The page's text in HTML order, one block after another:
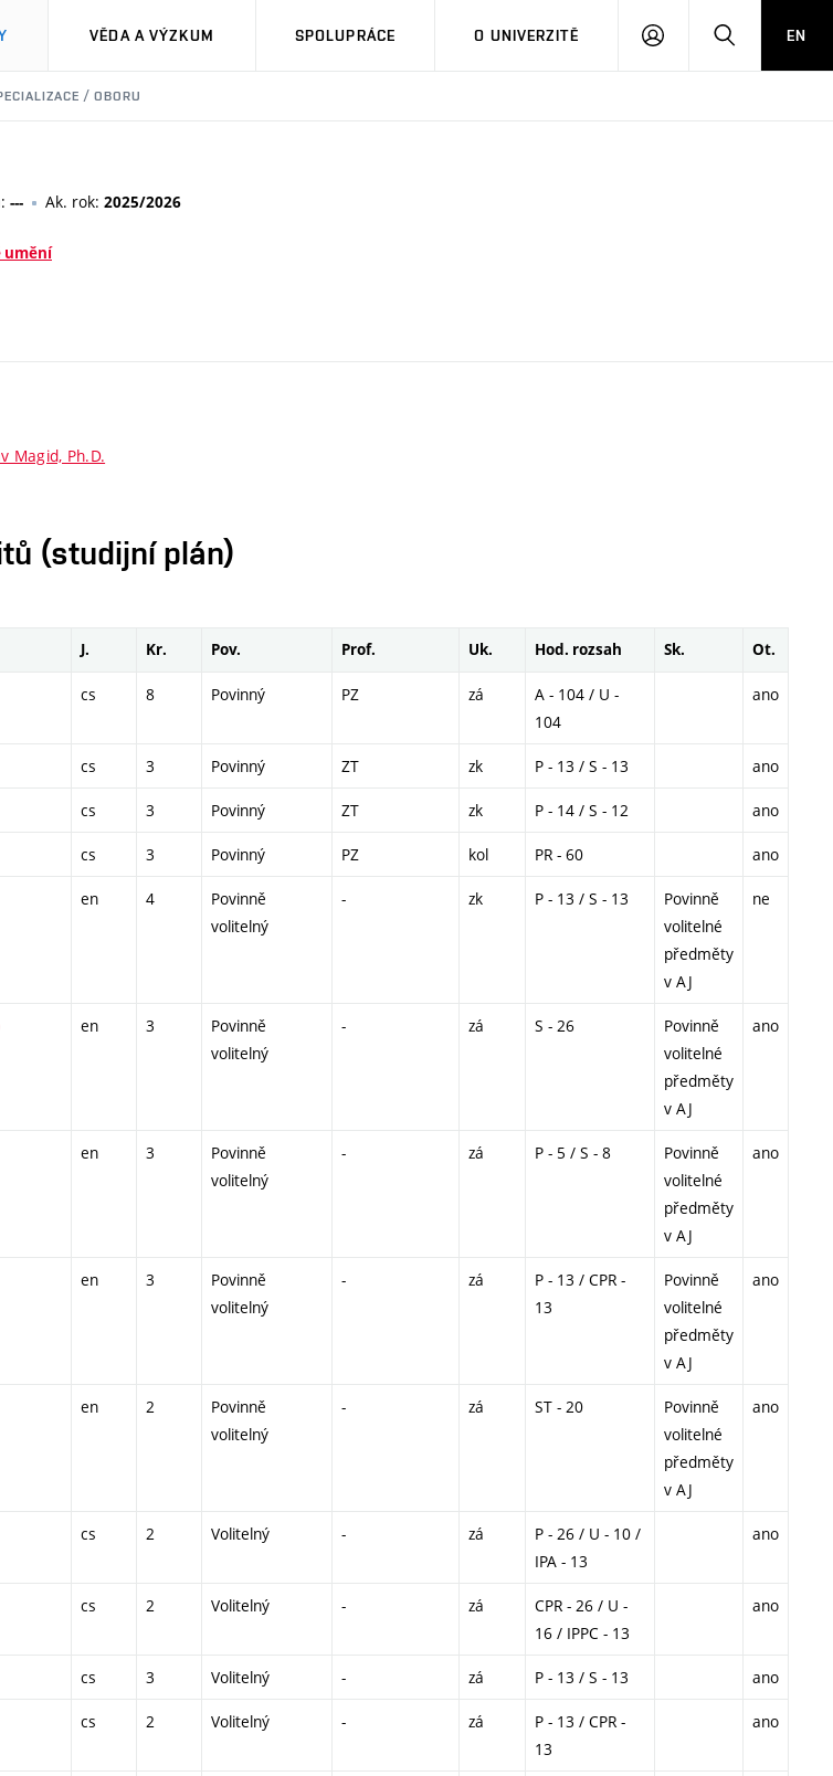
VĚDA A VÝZKUM SPOLUPRÁCE O UNIVERZITĚ
PŘIHLÁSIT HLEDATEN
/ OBORU
--- Ak. rok: 2025/2026
umění
Magid, Ph.D.
(studijní plán)
J. Kr. Pov. Prof. Uk. Hod. rozsah Sk. Ot.
cs 8 Povinný PZ zá
A - 104 / U -
104
ano
cs 3 Povinný ZT zk P - 13 / S - 13 ano
cs 3 Povinný ZT zk P - 14 / S - 12 ano
cs 3 Povinný PZ kol PR - 60 ano
en 4
Povinně
volitelný
- zk P - 13 / S - 13
Povinně
volitelné
předměty
v AJ
ne
en 3
Povinně
volitelný
- zá S - 26
Povinně
volitelné
předměty
v AJ
ano
en 3
Povinně
volitelný
- zá P - 5 / S - 8
Povinně
volitelné
předměty
v AJ
ano
en 3
Povinně
volitelný
- zá
P - 13 / CPR -
13
Povinně
volitelné
předměty
v AJ
ano
en 2
Povinně
volitelný
- zá ST - 20
Povinně
volitelné
předměty
v AJ
ano
cs 2 Volitelný - zá
P - 26 / U - 10 /
IPA - 13
ano
cs 2 Volitelný - zá
CPR - 26 / U -
16 / IPPC - 13
ano
cs 3 Volitelný - zá P - 13 / S - 13 ano
cs 2 Volitelný - zá
P - 13 / CPR -
13
ano